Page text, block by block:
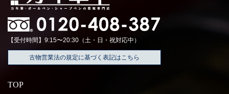
【受付時間】9:15〜20:30（土・日・祝対応中）
古物営業法の規定に基づく表記はこちら
TOP